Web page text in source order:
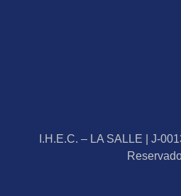
I.H.E.C. – LA SALLE | J-